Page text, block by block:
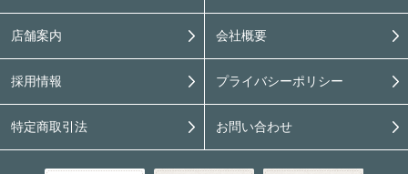
店舗案内 会社概要
採用情報 プライバシーポリシー
特定商取引法 お問い合わせ